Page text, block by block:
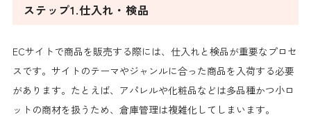
ステップ1.仕入れ・検品
ECサイトで商品を販売する際には、仕入れと検品が重要なプロセ
スです。サイトのテーマやジャンルに合った商品を入荷する必要
があります。たとえば、アパレルや化粧品などは多品種かつ小ロ
ットの商材を扱うため、倉庫管理は複雑化してしまいます。